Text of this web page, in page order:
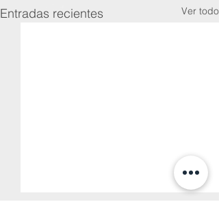
Entradas recientes Ver todo